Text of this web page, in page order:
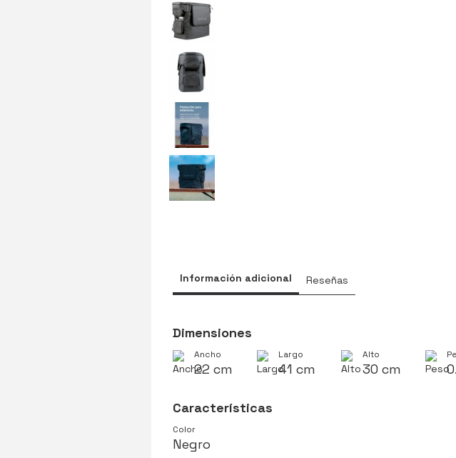
Información adicional Reseñas
Dimensiones
Ancho
22 cm
Largo
41 cm
Alto
30 cm
Características
Color
Negro